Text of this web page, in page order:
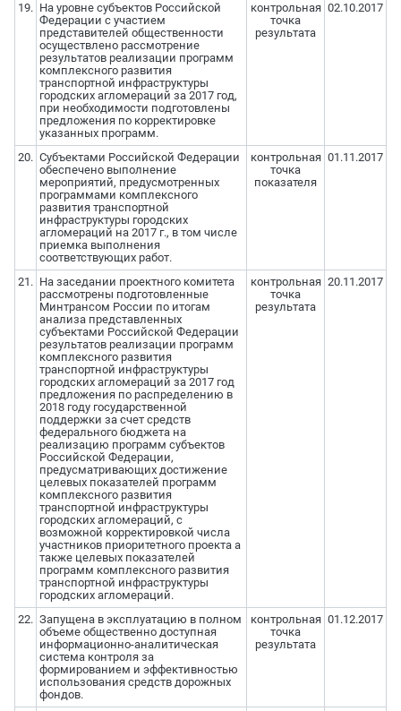
19. На уровне субъектов Российской
Федерации с участием
представителей общественности
осуществлено рассмотрение
результатов реализации программ
комплексного развития
транспортной инфраструктуры
городских агломераций за 2017 год,
при необходимости подготовлены
предложения по корректировке
указанных программ.
контрольная
точка
результата
02.10.2017
20. Субъектами Российской Федерации
обеспечено выполнение
мероприятий, предусмотренных
программами комплексного
развития транспортной
инфраструктуры городских
агломераций на 2017 г., в том числе
приемка выполнения
соответствующих работ.
контрольная
точка
показателя
01.11.2017
21. На заседании проектного комитета
рассмотрены подготовленные
Минтрансом России по итогам
анализа представленных
субъектами Российской Федерации
результатов реализации программ
комплексного развития
транспортной инфраструктуры
городских агломераций за 2017 год
предложения по распределению в
2018 году государственной
поддержки за счет средств
федерального бюджета на
реализацию программ субъектов
Российской Федерации,
предусматривающих достижение
целевых показателей программ
комплексного развития
транспортной инфраструктуры
городских агломераций, с
возможной корректировкой числа
участников приоритетного проекта а
также целевых показателей
программ комплексного развития
транспортной инфраструктуры
городских агломераций.
контрольная
точка
результата
20.11.2017
22. Запущена в эксплуатацию в полном
объеме общественно доступная
информационно-аналитическая
система контроля за
формированием и эффективностью
использования средств дорожных
фондов.
контрольная
точка
результата
01.12.2017